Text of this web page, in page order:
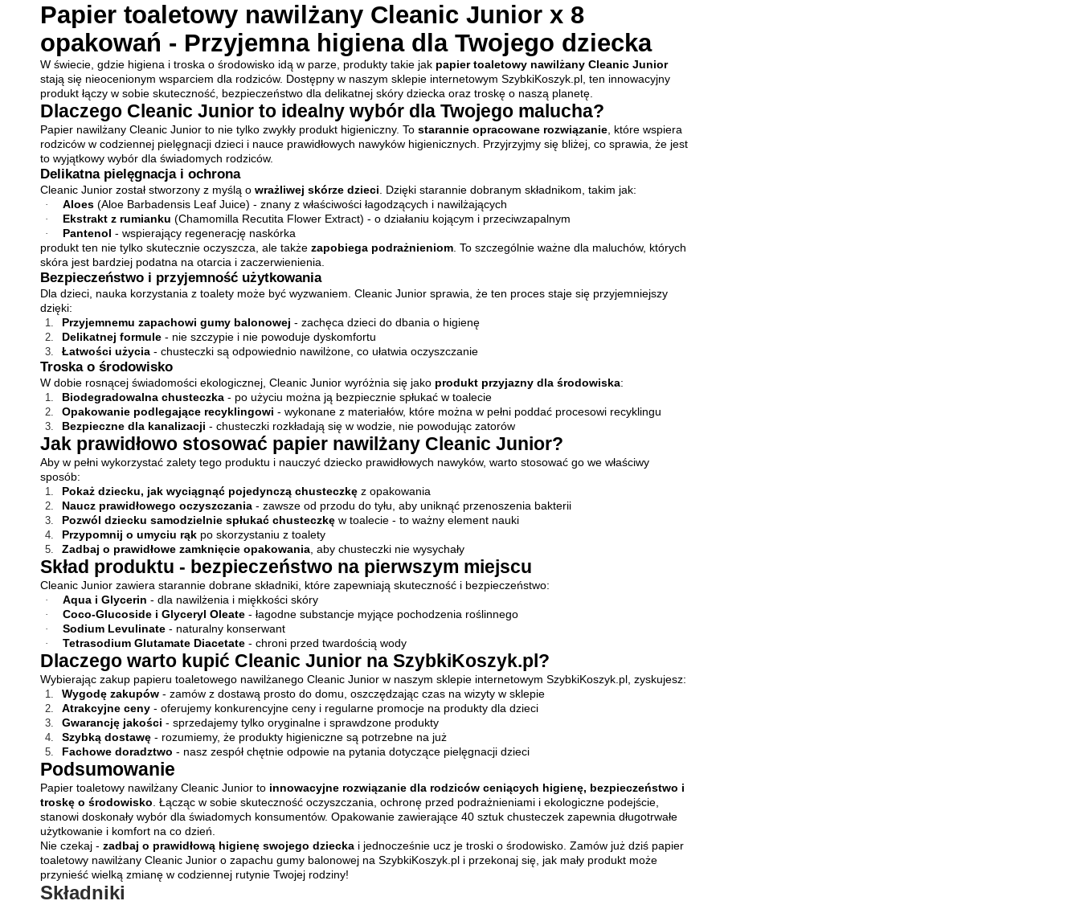
Papier toaletowy nawilżany Cleanic Junior x 8
opakowań - Przyjemna higiena dla Twojego dziecka
W świecie, gdzie higiena i troska o środowisko idą w parze, produkty takie jak papier toaletowy nawilżany Cleanic Junior
stają się nieocenionym wsparciem dla rodziców. Dostępny w naszym sklepie internetowym SzybkiKoszyk.pl, ten innowacyjny
produkt łączy w sobie skuteczność, bezpieczeństwo dla delikatnej skóry dziecka oraz troskę o naszą planetę.
Dlaczego Cleanic Junior to idealny wybór dla Twojego malucha?
Papier nawilżany Cleanic Junior to nie tylko zwykły produkt higieniczny. To starannie opracowane rozwiązanie, które wspiera
rodziców w codziennej pielęgnacji dzieci i nauce prawidłowych nawyków higienicznych. Przyjrzyjmy się bliżej, co sprawia, że jest
to wyjątkowy wybór dla świadomych rodziców.
Delikatna pielęgnacja i ochrona
Cleanic Junior został stworzony z myślą o wrażliwej skórze dzieci. Dzięki starannie dobranym składnikom, takim jak:
· Aloes (Aloe Barbadensis Leaf Juice) - znany z właściwości łagodzących i nawilżających
· Ekstrakt z rumianku (Chamomilla Recutita Flower Extract) - o działaniu kojącym i przeciwzapalnym
· Pantenol - wspierający regenerację naskórka
produkt ten nie tylko skutecznie oczyszcza, ale także zapobiega podrażnieniom. To szczególnie ważne dla maluchów, których
skóra jest bardziej podatna na otarcia i zaczerwienienia.
Bezpieczeństwo i przyjemność użytkowania
Dla dzieci, nauka korzystania z toalety może być wyzwaniem. Cleanic Junior sprawia, że ten proces staje się przyjemniejszy
dzięki:
1. Przyjemnemu zapachowi gumy balonowej - zachęca dzieci do dbania o higienę
2. Delikatnej formule - nie szczypie i nie powoduje dyskomfortu
3. Łatwości użycia - chusteczki są odpowiednio nawilżone, co ułatwia oczyszczanie
Troska o środowisko
W dobie rosnącej świadomości ekologicznej, Cleanic Junior wyróżnia się jako produkt przyjazny dla środowiska:
1. Biodegradowalna chusteczka - po użyciu można ją bezpiecznie spłukać w toalecie
2. Opakowanie podlegające recyklingowi - wykonane z materiałów, które można w pełni poddać procesowi recyklingu
3. Bezpieczne dla kanalizacji - chusteczki rozkładają się w wodzie, nie powodując zatorów
Jak prawidłowo stosować papier nawilżany Cleanic Junior?
Aby w pełni wykorzystać zalety tego produktu i nauczyć dziecko prawidłowych nawyków, warto stosować go we właściwy
sposób:
1. Pokaż dziecku, jak wyciągnąć pojedynczą chusteczkę z opakowania
2. Naucz prawidłowego oczyszczania - zawsze od przodu do tyłu, aby uniknąć przenoszenia bakterii
3. Pozwól dziecku samodzielnie spłukać chusteczkę w toalecie - to ważny element nauki
4. Przypomnij o umyciu rąk po skorzystaniu z toalety
5. Zadbaj o prawidłowe zamknięcie opakowania, aby chusteczki nie wysychały
Skład produktu - bezpieczeństwo na pierwszym miejscu
Cleanic Junior zawiera starannie dobrane składniki, które zapewniają skuteczność i bezpieczeństwo:
· Aqua i Glycerin - dla nawilżenia i miękkości skóry
· Coco-Glucoside i Glyceryl Oleate - łagodne substancje myjące pochodzenia roślinnego
· Sodium Levulinate - naturalny konserwant
· Tetrasodium Glutamate Diacetate - chroni przed twardością wody
Dlaczego warto kupić Cleanic Junior na SzybkiKoszyk.pl?
Wybierając zakup papieru toaletowego nawilżanego Cleanic Junior w naszym sklepie internetowym SzybkiKoszyk.pl, zyskujesz:
1. Wygodę zakupów - zamów z dostawą prosto do domu, oszczędzając czas na wizyty w sklepie
2. Atrakcyjne ceny - oferujemy konkurencyjne ceny i regularne promocje na produkty dla dzieci
3. Gwarancję jakości - sprzedajemy tylko oryginalne i sprawdzone produkty
4. Szybką dostawę - rozumiemy, że produkty higieniczne są potrzebne na już
5. Fachowe doradztwo - nasz zespół chętnie odpowie na pytania dotyczące pielęgnacji dzieci
Podsumowanie
Papier toaletowy nawilżany Cleanic Junior to innowacyjne rozwiązanie dla rodziców ceniących higienę, bezpieczeństwo i
troskę o środowisko. Łącząc w sobie skuteczność oczyszczania, ochronę przed podrażnieniami i ekologiczne podejście,
stanowi doskonały wybór dla świadomych konsumentów. Opakowanie zawierające 40 sztuk chusteczek zapewnia długotrwałe
użytkowanie i komfort na co dzień.
Nie czekaj - zadbaj o prawidłową higienę swojego dziecka i jednocześnie ucz je troski o środowisko. Zamów już dziś papier
toaletowy nawilżany Cleanic Junior o zapachu gumy balonowej na SzybkiKoszyk.pl i przekonaj się, jak mały produkt może
przynieść wielką zmianę w codziennej rutynie Twojej rodziny!
Składniki